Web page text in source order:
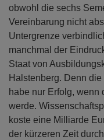
obwohl die sechs
Vereinbarung nicht
Untergrenze
manchmal der
Staat von
Halstenberg. Denn
habe nur Erfolg, wenn
werde.
koste eine Milliarde
der kürzeren Zeit